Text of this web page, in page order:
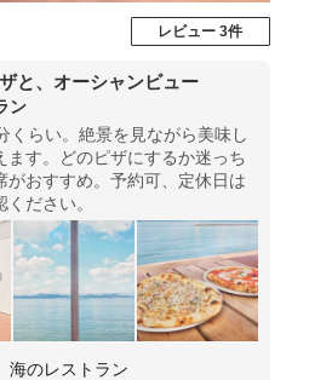
レビュー 3件
と、オーシャンビュー
ン
くらい。絶景を見ながら美味し
ます。どのピザにするか迷っち
がおすすめ。予約可、定休日は
ださい。
海のレストラン